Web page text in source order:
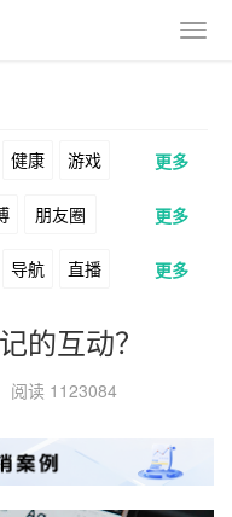
健康 游戏
教育 婚纱
跨境 科技
更多
朋友圈
头条 知乎
爱奇艺 美柚
Facebook
Bing
更多
导航 直播
私域 社群
策划 案例
海外
更多
的互动？
阅读 1123084